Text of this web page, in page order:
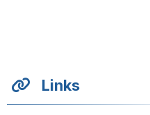
Links